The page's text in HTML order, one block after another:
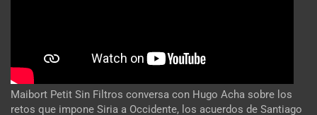
Maibort Petit Sin Filtros conversa con Hugo Acha sobre los
retos que impone Siria a Occidente, los acuerdos de Santiago